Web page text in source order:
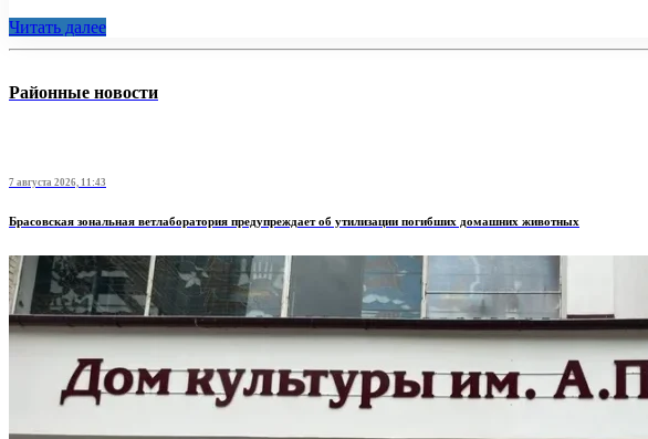
Читать далее
Районные новости
7 августа 2026, 11:43
Брасовская зональная ветлаборатория предупреждает об утилизации погибших домашних животных